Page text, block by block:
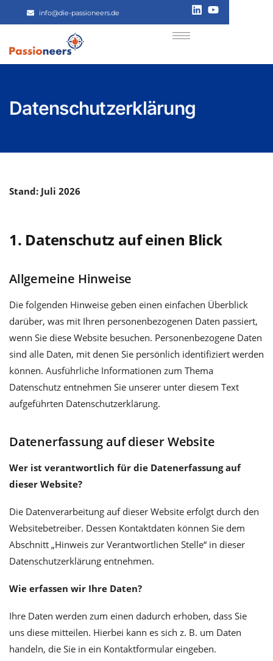
info@die-passioneers.de
Datenschutzerklärung
Stand: Juli 2026
1. Datenschutz auf einen Blick
Allgemeine Hinweise
Die folgenden Hinweise geben einen einfachen Überblick
darüber, was mit Ihren personenbezogenen Daten passiert,
wenn Sie diese Website besuchen. Personenbezogene Daten
sind alle Daten, mit denen Sie persönlich identifiziert werden
können. Ausführliche Informationen zum Thema
Datenschutz entnehmen Sie unserer unter diesem Text
aufgeführten Datenschutzerklärung.
Datenerfassung auf dieser Website
Wer ist verantwortlich für die Datenerfassung auf
dieser Website?
Die Datenverarbeitung auf dieser Website erfolgt durch den
Websitebetreiber. Dessen Kontaktdaten können Sie dem
Abschnitt „Hinweis zur Verantwortlichen Stelle“ in dieser
Datenschutzerklärung entnehmen.
Wie erfassen wir Ihre Daten?
Ihre Daten werden zum einen dadurch erhoben, dass Sie
uns diese mitteilen. Hierbei kann es sich z. B. um Daten
handeln, die Sie in ein Kontaktformular eingeben.